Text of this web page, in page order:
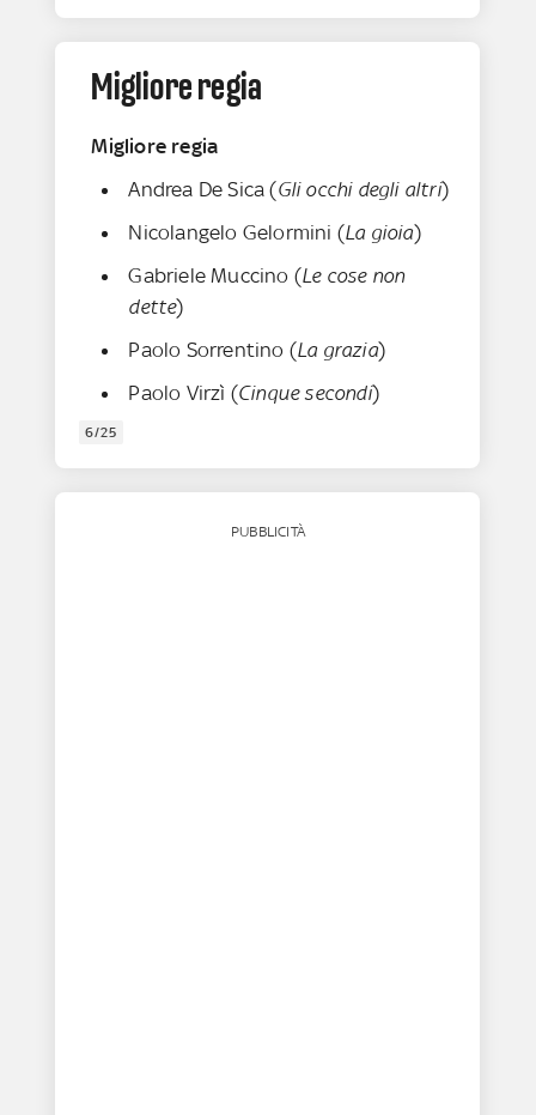
Migliore regia
Migliore regia
Andrea De Sica (Gli occhi degli altri)
Nicolangelo Gelormini (La gioia)
Gabriele Muccino (Le cose non
dette)
Paolo Sorrentino (La grazia)
Paolo Virzì (Cinque secondi)
6/25
PUBBLICITÀ